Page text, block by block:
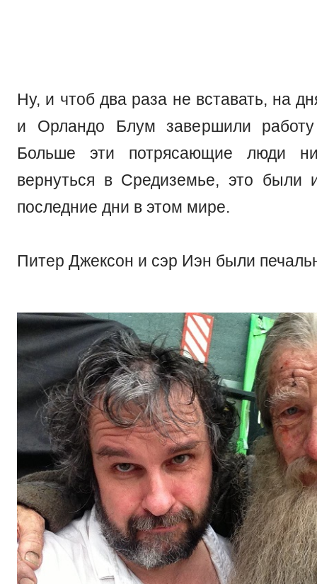
Ну, и чтоб два раза не вставать, на
и Орландо Блум завершили
Больше эти потрясающие люди
вернуться в Средиземье, это были
последние дни в этом мире.
Питер Джексон и сэр Иэн были